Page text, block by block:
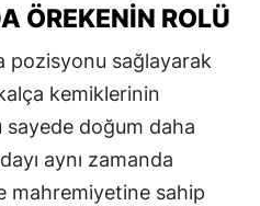
ÖREKENIN ROLÜ
pozisyonu sağlayarak
kemiklerinin
sayede doğum daha
aynı zamanda
mahremiyetine sahip